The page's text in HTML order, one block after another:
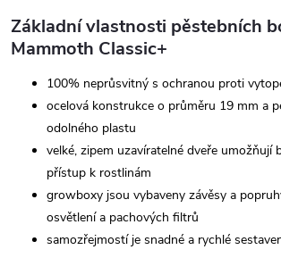
Základní vlastnosti pěstebních
Mammoth Classic+
100% neprůsvitný s ochranou proti
ocelová konstrukce o průměru 19 mm a
odolného plastu
velké, zipem uzavíratelné dveře umožňují
přístup k rostlinám
growboxy jsou vybaveny závěsy a
osvětlení a pachových filtrů
samozřejmostí je snadné a rychlé